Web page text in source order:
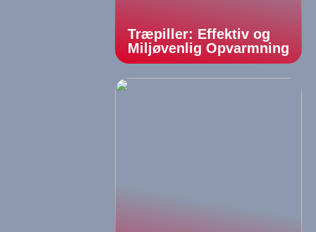
Træpiller: Effektiv og
Miljøvenlig Opvarmning